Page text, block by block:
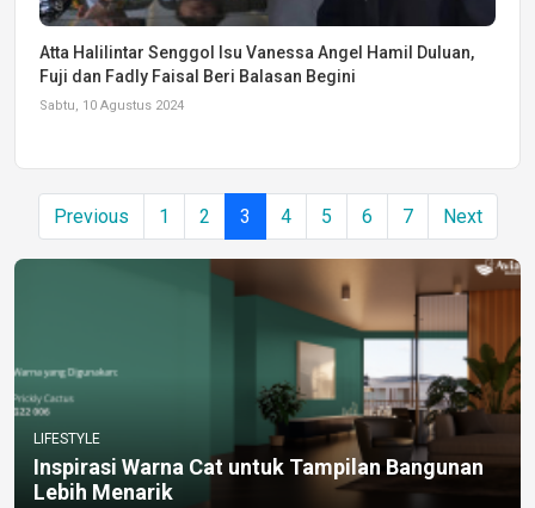
Atta Halilintar Senggol Isu Vanessa Angel Hamil Duluan,
Fuji dan Fadly Faisal Beri Balasan Begini
Sabtu, 10 Agustus 2024
Previous 1 2 3 4 5 6 7 Next
LIFESTYLE
Inspirasi Warna Cat untuk Tampilan Bangunan
Lebih Menarik